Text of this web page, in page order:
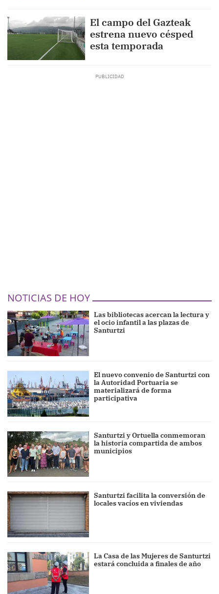
El campo del Gazteak
estrena nuevo césped
esta temporada
NOTICIAS DE HOY
Las bibliotecas acercan la lectura y
el ocio infantil a las plazas de
Santurtzi
El nuevo convenio de Santurtzi con
la Autoridad Portuaria se
materializará de forma
participativa
Santurtzi y Ortuella conmemoran
la historia compartida de ambos
municipios
Santurtzi facilita la conversión de
locales vacíos en viviendas
La Casa de las Mujeres de Santurtzi
estará concluida a finales de año